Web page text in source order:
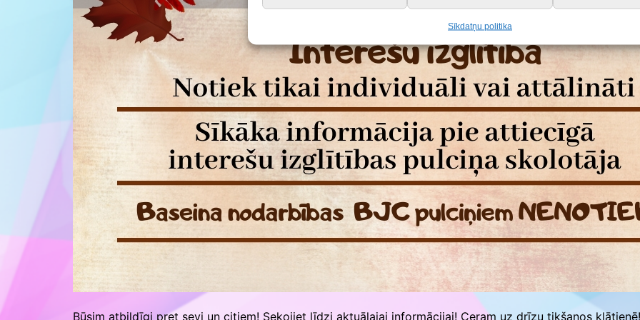
Sīkdatņu politika
Būsim atbildīgi pret sevi un citiem! Sekojiet līdzi aktuālajai informācijai! Ceram uz drīzu tikšanos klātienē!